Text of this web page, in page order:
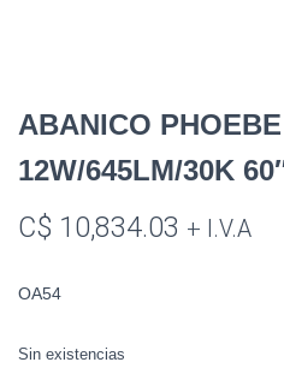
ABANICO
12W/645LM/30K
C$ 10,834.03 + I.V.A
OA54
Sin existencias